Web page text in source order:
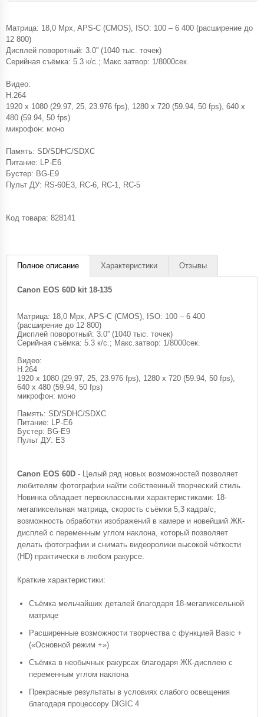
Матрица: 18,0 Mpx, APS-C (CMOS), ISO: 100 – 6 400 (расширение до
12 800)
Дисплей поворотный: 3.0'' (1040 тыс. точек)
Серийная съёмка: 5.3 к/с.; Макс.затвор: 1/8000сек.
Видео:
H.264
1920 x 1080 (29.97, 25, 23.976 fps), 1280 x 720 (59.94, 50 fps), 640 x
480 (59.94, 50 fps)
микрофон: моно
Память: SD/SDHC/SDXC
Питание: LP-E6
Бустер: BG-E9
Пульт ДУ: RS-60E3, RC-6, RC-1, RC-5
Код товара: 828141
Полное описание Характеристики Отзывы
Canon EOS 60D kit 18-135
Матрица: 18,0 Mpx, APS-C (CMOS), ISO: 100 – 6 400
(расширение до 12 800)
Дисплей поворотный: 3.0'' (1040 тыс. точек)
Серийная съёмка: 5.3 к/с.; Макс.затвор: 1/8000сек.
Видео:
H.264
1920 x 1080 (29.97, 25, 23.976 fps), 1280 x 720 (59.94, 50 fps),
640 x 480 (59.94, 50 fps)
микрофон: моно
Память: SD/SDHC/SDXC
Питание: LP-E6
Бустер: BG-E9
Пульт ДУ: E3
Canon EOS 60D - Целый ряд новых возможностей позволяет
любителям фотографии найти собственный творческий стиль.
Новинка обладает первоклассными характеристиками: 18-
мегапиксельная матрица, скорость съёмки 5,3 кадра/с,
возможность обработки изображений в камере и новейший ЖК-
дисплей с переменным углом наклона, который позволяет
делать фотографии и снимать видеоролики высокой чёткости
(HD) практически в любом ракурсе.
Краткие характеристики:
Съёмка мельчайших деталей благодаря 18-мегапиксельной
матрице
Расширенные возможности творчества с функцией Basic +
(«Основной режим +»)
Съёмка в необычных ракурсах благодаря ЖК-дисплею с
переменным углом наклона
Прекрасные результаты в условиях слабого освещения
благодаря процессору DIGIC 4